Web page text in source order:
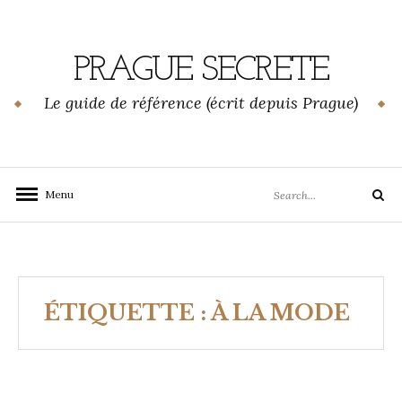
PRAGUE SECRETE
Le guide de référence (écrit depuis Prague)
Menu
for:
Search
ÉTIQUETTE :À LA MODE